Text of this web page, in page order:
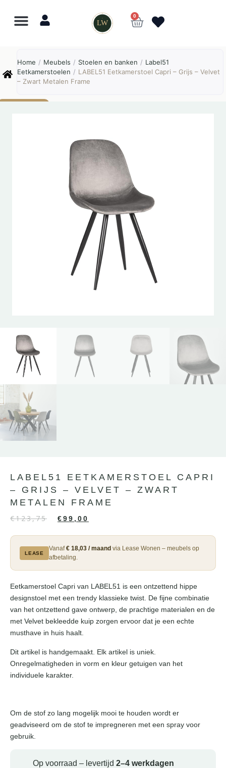
LW
0
Home / Meubels / Stoelen en banken / Label51
Eetkamerstoelen / LABEL51 Eetkamerstoel Capri – Grijs – Velvet
– Zwart Metalen Frame
LABEL51 EETKAMERSTOEL CAPRI
– GRIJS – VELVET – ZWART
METALEN FRAME
€123,75 €99,00
LEASE
Vanaf€ 18,03 / maand via Lease Wonen – meubels op
afbetaling.
Eetkamerstoel Capri van LABEL51 is een ontzettend hippe
designstoel met een trendy klassieke twist. De fijne combinatie
van het ontzettend gave ontwerp, de prachtige materialen en de
met Velvet bekleedde kuip zorgen ervoor dat je een echte
musthave in huis haalt.
Dit artikel is handgemaakt. Elk artikel is uniek.
Onregelmatigheden in vorm en kleur getuigen van het
individuele karakter.
Om de stof zo lang mogelijk mooi te houden wordt er
geadviseerd om de stof te impregneren met een spray voor
gebruik.
Op voorraad – levertijd 2–4 werkdagen
Online